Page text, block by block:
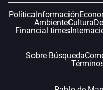
PolíticaInformación
AmbienteCultura
Financial times
Sobre Búsqueda